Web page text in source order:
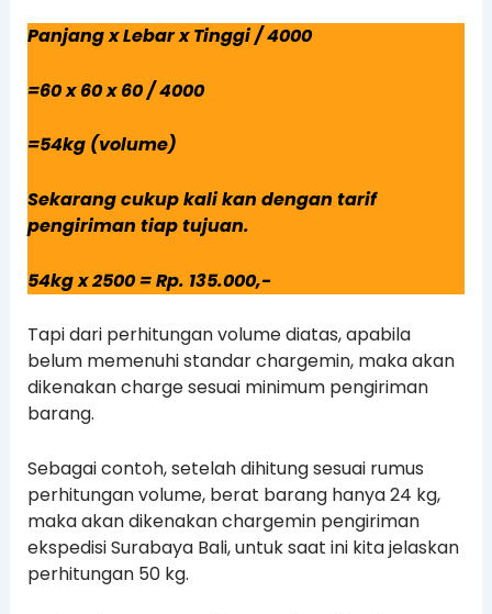
Panjang x Lebar x Tinggi / 4000
=60 x 60 x 60 / 4000
=54kg (volume)
Sekarang cukup kali kan dengan tarif
pengiriman tiap tujuan.
54kg x 2500 = Rp. 135.000,-
Tapi dari perhitungan volume diatas, apabila
belum memenuhi standar chargemin, maka akan
dikenakan charge sesuai minimum pengiriman
barang.
Sebagai contoh, setelah dihitung sesuai rumus
perhitungan volume, berat barang hanya 24 kg,
maka akan dikenakan chargemin pengiriman
ekspedisi Surabaya Bali, untuk saat ini kita jelaskan
perhitungan 50 kg.